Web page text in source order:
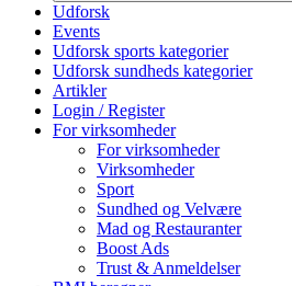
Udforsk
Events
Udforsk sports kategorier
Udforsk sundheds kategorier
Artikler
Login / Register
For virksomheder
For virksomheder
Virksomheder
Sport
Sundhed og Velvære
Mad og Restauranter
Boost Ads
Trust & Anmeldelser